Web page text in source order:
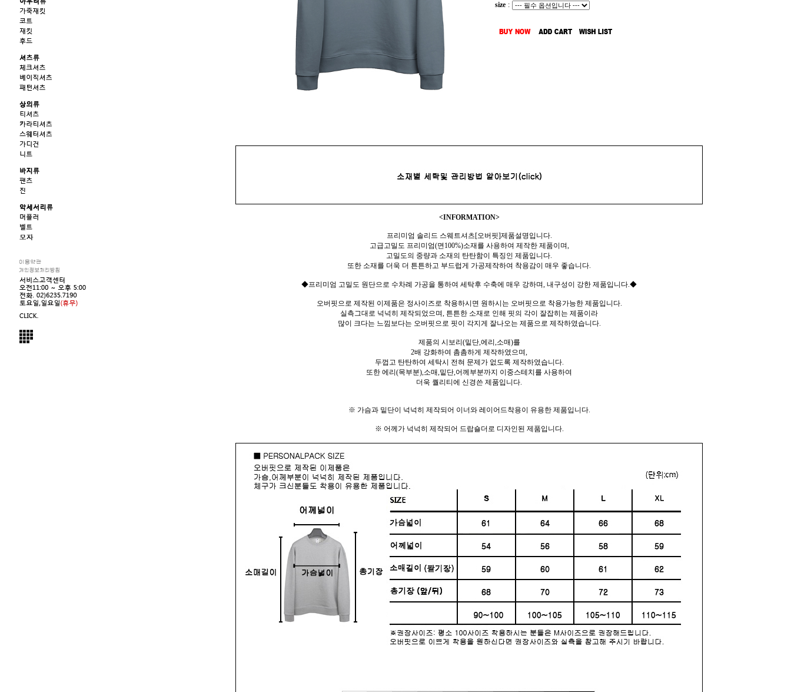
size :
<INFORMATION>
프리미엄 솔리드 스웨트셔츠[오버핏]제품설명입니다.
고급고밀도 프리미엄(면100%)소재를 사용하여 제작한 제품이며,
고밀도의 중량과 소재의 탄탄함이 특징인 제품입니다.
또한 소재를 더욱 더 튼튼하고 부드럽게 가공제작하여 착용감이 매우 좋습니다.
◆프리미엄 고밀도 원단으로 수차례 가공을 통하여 세탁후 수축에 매우 강하며, 내구성이 강한 제품입니다.◆
오버핏으로 제작된 이제품은 정사이즈로 착용하시면 원하시는 오버핏으로 착용가능한 제품입니다.
실측그대로 넉넉히 제작되었으며, 튼튼한 소재로 인해 핏의 각이 잘잡히는 제품이라
많이 크다는 느낌보다는 오버핏으로 핏이 각지게 잘나오는 제품으로 제작하였습니다.
제품의 시보리(밑단,에리,소매)를
2배 강화하여 촘촘하게 제작하였으며,
두껍고 탄탄하여 세탁시 전혀 문제가 없도록 제작하였습니다.
또한 에리(목부분),소매,밑단,어께부분까지 이중스테치를 사용하여
더욱 퀄리티에 신경쓴 제품입니다.
※ 가슴과 밑단이 넉넉히 제작되어 이너와 레이어드착용이 유용한 제품입니다.
※ 어께가 넉넉히 제작되어 드랍숄더로 디자인된 제품입니다.